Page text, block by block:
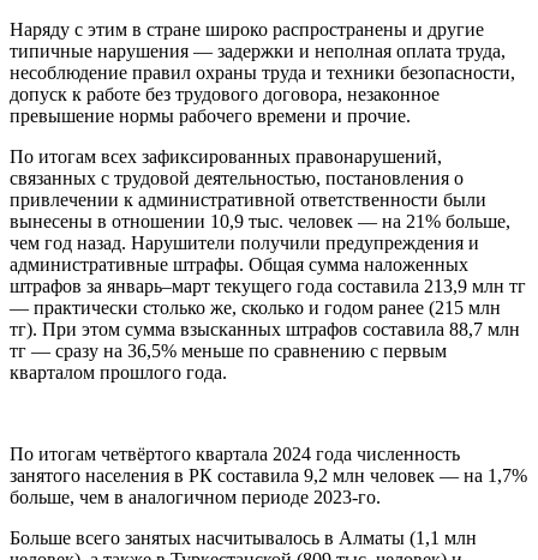
Наряду с этим в стране широко распространены и другие
типичные нарушения — задержки и неполная оплата труда,
несоблюдение правил охраны труда и техники безопасности,
допуск к работе без трудового договора, незаконное
превышение нормы рабочего времени и прочие.
По итогам всех зафиксированных правонарушений,
связанных с трудовой деятельностью, постановления о
привлечении к административной ответственности были
вынесены в отношении 10,9 тыс. человек — на 21% больше,
чем год назад. Нарушители получили предупреждения и
административные штрафы. Общая сумма наложенных
штрафов за январь–март текущего года составила 213,9 млн тг
— практически столько же, сколько и годом ранее (215 млн
тг). При этом сумма взысканных штрафов составила 88,7 млн
тг — сразу на 36,5% меньше по сравнению с первым
кварталом прошлого года.
По итогам четвёртого квартала 2024 года численность
занятого населения в РК составила 9,2 млн человек — на 1,7%
больше, чем в аналогичном периоде 2023-го.
Больше всего занятых насчитывалось в Алматы (1,1 млн